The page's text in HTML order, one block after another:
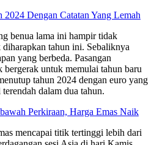
Dengan Catatan Yang Lemah
benua lama ini hampir tidak
tahun ini. Sebaliknya
yang berbeda. Pasangan
untuk memulai tahun baru
tahun 2024 dengan euro yang
dalam dua tahun.
Perkiraan, Harga Emas Naik
mencapai titik tertinggi lebih dari